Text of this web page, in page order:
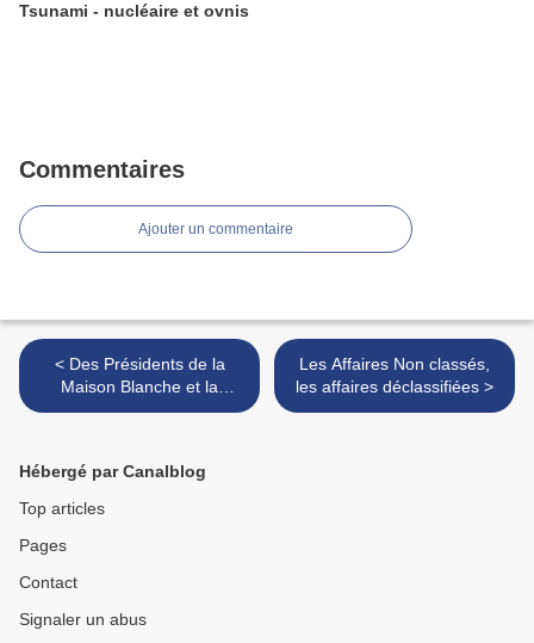
Tsunami - nucléaire et ovnis
Commentaires
Ajouter un commentaire
< Des Présidents de la
Maison Blanche et la
question OVNI
Les Affaires Non classés,
les affaires déclassifiées >
Hébergé par Canalblog
Top articles
Pages
Contact
Signaler un abus